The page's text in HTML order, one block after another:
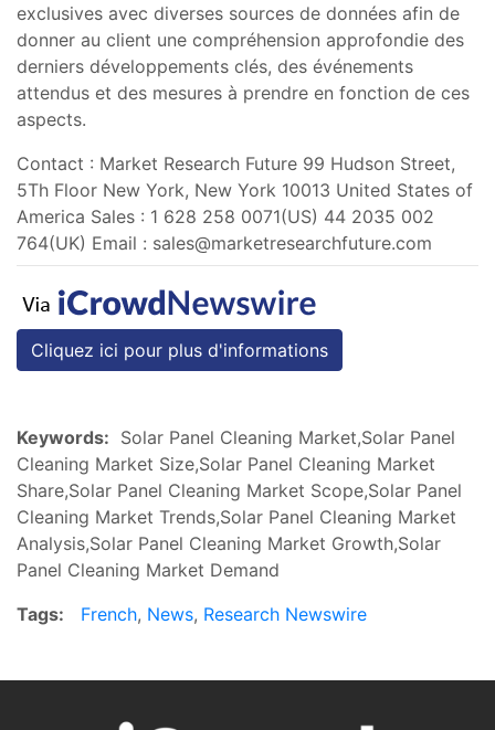
exclusives avec diverses sources de données afin de
donner au client une compréhension approfondie des
derniers développements clés, des événements
attendus et des mesures à prendre en fonction de ces
aspects.
Contact : Market Research Future 99 Hudson Street,
5Th Floor New York, New York 10013 United States of
America Sales : 1 628 258 0071(US) 44 2035 002
764(UK) Email : sales@marketresearchfuture.com
Cliquez ici pour plus d'informations
Keywords: Solar Panel Cleaning Market,Solar Panel
Cleaning Market Size,Solar Panel Cleaning Market
Share,Solar Panel Cleaning Market Scope,Solar Panel
Cleaning Market Trends,Solar Panel Cleaning Market
Analysis,Solar Panel Cleaning Market Growth,Solar
Panel Cleaning Market Demand
Tags:
French, News, Research Newswire